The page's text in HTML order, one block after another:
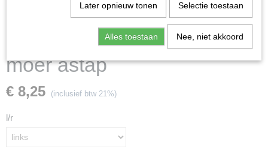
moer astap
€ 8,25 (inclusief btw 21%)
l/r
Later opnieuw tonen Selectie toestaan
Alles toestaan Nee, niet akkoord